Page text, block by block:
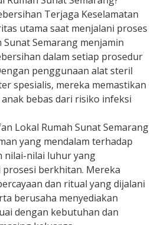
Terjaga Keselamatan
utama saat menjalani proses
Semarang menjamin
dalam setiap prosedur
penggunaan alat steril
spesialis, mereka memastikan
bebas dari risiko infeksi
Lokal Rumah Sunat Semarang
yang mendalam terhadap
nilai-nilai luhur yang
berkhitan. Mereka
dan ritual yang dijalani
berusaha menyediakan
dengan kebutuhan dan